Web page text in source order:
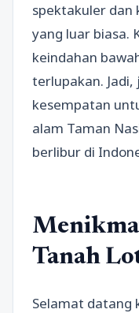
spektakuler dan
yang luar biasa.
keindahan
terlupakan.
kesempatan
alam Taman
berlibur di
Tanah
Selamat datang